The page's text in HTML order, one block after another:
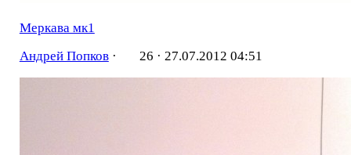
Меркава мк1
Андрей Попков· 26 · 27.07.2012 04:51